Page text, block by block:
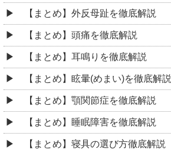
【まとめ】外反母趾を徹底解説
【まとめ】頭痛を徹底解説
【まとめ】耳鳴りを徹底解説
【まとめ】眩暈(めまい)を徹底解説
【まとめ】顎関節症を徹底解説
【まとめ】睡眠障害を徹底解説
【まとめ】寝具の選び方徹底解説